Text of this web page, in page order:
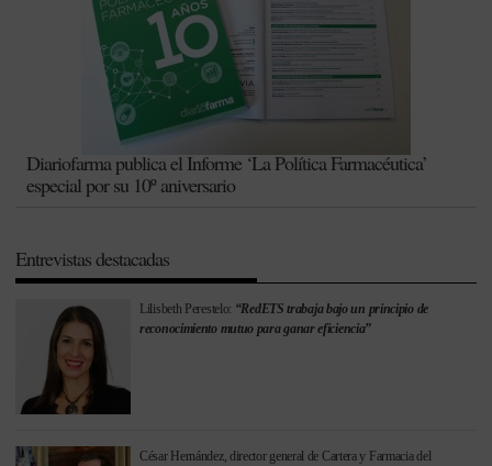
Diariofarma publica el Informe ‘La Política Farmacéutica’
especial por su 10º aniversario
Entrevistas destacadas
Lilisbeth Perestelo: “RedETS trabaja bajo un principio de
reconocimiento mutuo para ganar eficiencia”
César Hernández, director general de Cartera y Farmacia del